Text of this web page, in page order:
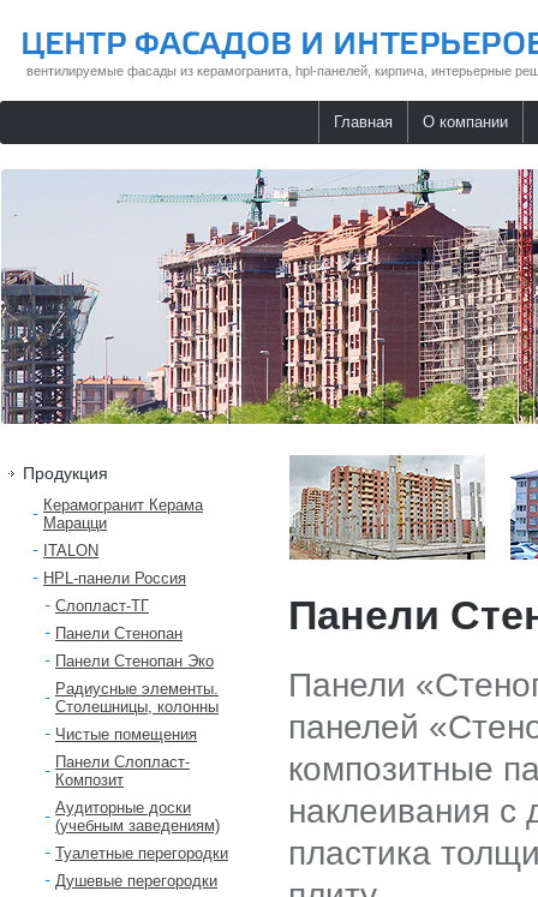
вентилируемые фасады из керамогранита, hpl-панелей, кирпича, интерьерные
Главная О компании
Панели
Панели
панелей
композитные
наклеивания с
пластика
Продукция
Керамогранит Керама
Марацци
ITALON
HPL-панели Россия
Слопласт-ТГ
Панели Стенопан
Панели Стенопан Эко
Радиусные элементы.
Столешницы, колонны
Чистые помещения
Панели Слопласт-
Композит
Аудиторные доски
(учебным заведениям)
Туалетные перегородки
Душевые перегородки